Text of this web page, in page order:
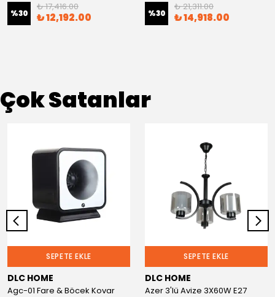
%30
₺ 17,416.00
₺ 12,192.00 %30
₺ 21,311.00
₺ 14,918.00
Çok Satanlar
SEPETE EKLE
DLC HOME
Agc-01 Fare & Böcek Kovar
SEPETE EKLE
DLC HOME
Azer 3'lü Avize 3X60W E27